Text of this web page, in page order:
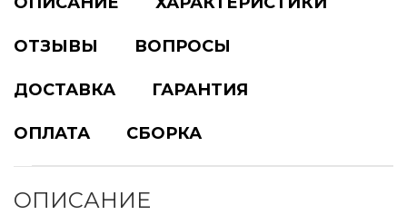
ОТЗЫВЫ ВОПРОСЫ
ДОСТАВКА ГАРАНТИЯ
ОПЛАТА СБОРКА
ОПИСАНИЕ